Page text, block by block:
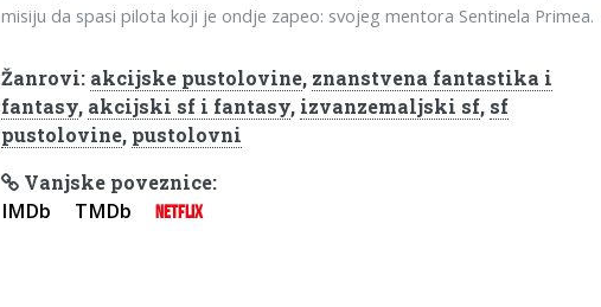
misiju da spasi pilota koji je ondje zapeo: svojeg mentora Sentinela Primea.
Žanrovi: akcijske pustolovine, znanstvena fantastika i
fantasy, akcijski sf i fantasy, izvanzemaljski sf, sf
pustolovine, pustolovni
Vanjske poveznice:
IMDb TMDb NETFLIX